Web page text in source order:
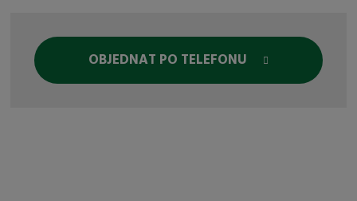
OBJEDNAT PO TELEFONU